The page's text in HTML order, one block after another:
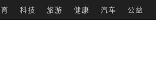
科技 旅游 健康 汽车 公益